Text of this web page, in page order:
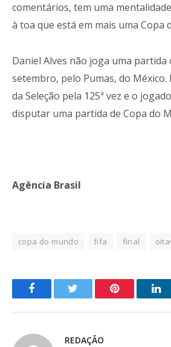
comentários, tem uma
à toa que está em mais uma Copa
Daniel Alves não joga uma partida
setembro, pelo Pumas, do México.
da Seleção pela 125ª vez e o
disputar uma partida de Copa do
Agência Brasil
copa do mundo fifa final
o
Pinterest
REDAÇÃO